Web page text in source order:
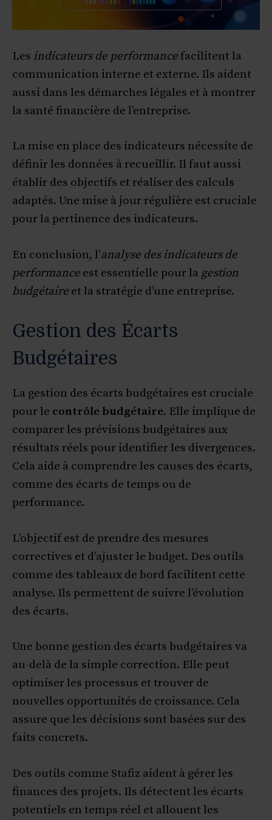
Les indicateurs de performancefacilitent la
communication interne et externe. Ils aident
aussi dans les démarches légales et à montrer
la santé financière de l’entreprise.
La mise en place des indicateurs nécessite de
définir les données à recueillir. Il faut aussi
établir des objectifs et réaliser des calculs
adaptés. Une mise à jour régulière est cruciale
pour la pertinence des indicateurs.
En conclusion, l’analyse des indicateurs de
performance est essentielle pour la gestion
budgétaire et la stratégie d’une entreprise.
Gestion des Écarts
Budgétaires
La gestion des écarts budgétaires est cruciale
pour le contrôle budgétaire. Elle implique de
comparer les prévisions budgétaires aux
résultats réels pour identifier les divergences.
Cela aide à comprendre les causes des écarts,
comme des écarts de temps ou de
performance.
L’objectif est de prendre des mesures
correctives et d’ajuster le budget. Des outils
comme des tableaux de bord facilitent cette
analyse. Ils permettent de suivre l’évolution
des écarts.
Une bonne gestion des écarts budgétaires va
au-delà de la simple correction. Elle peut
optimiser les processus et trouver de
nouvelles opportunités de croissance. Cela
assure que les décisions sont basées sur des
faits concrets.
Des outils comme Stafiz aident à gérer les
finances des projets. Ils détectent les écarts
potentiels en temps réel et allouent les